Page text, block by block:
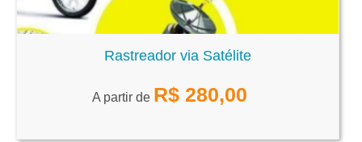
Rastreador via Satélite
A partir de R$ 280,00